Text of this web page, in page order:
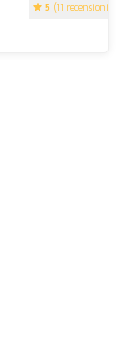
5 (11 recensioni)